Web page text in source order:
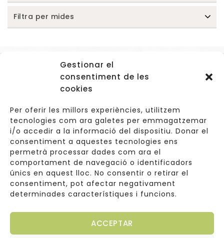
Gestionar el
consentiment de les
cookies
Per oferir les millors experiències, utilitzem
tecnologies com ara galetes per emmagatzemar
i/o accedir a la informació del dispositiu. Donar el
consentiment a aquestes tecnologies ens
permetrà processar dades com ara el
comportament de navegació o identificadors
únics en aquest lloc. No consentir o retirar el
consentiment, pot afectar negativament
determinades característiques i funcions.
ACCEPTAR
Filtra per mides
Carrer de Valldoreix 45, 08172 Sant Cugat del Vallès
933 157 807 | 691967537
info@cuinetes.shop